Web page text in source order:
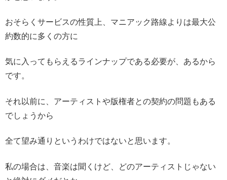
おそらくサービスの性質上、マニアック路線よりは最大公
約数的に多くの方に
気に入ってもらえるラインナップである必要が、あるから
です。
それ以前に、アーティストや版権者との契約の問題もある
でしょうから
全て望み通りというわけではないと思います。
私の場合は、音楽は聞くけど、どのアーティストじゃない